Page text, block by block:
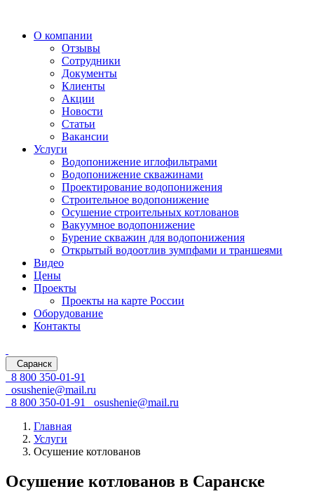
О компании
Отзывы
Сотрудники
Документы
Клиенты
Акции
Новости
Статьи
Вакансии
Услуги
Водопонижение иглофильтрами
Водопонижение скважинами
Проектирование водопонижения
Строительное водопонижение
Осушение строительных котлованов
Вакуумное водопонижение
Бурение скважин для водопонижения
Открытый водоотлив зумпфами и траншеями
Видео
Цены
Проекты
Проекты на карте России
Оборудование
Контакты
Саранск
8 800 350-01-91
osushenie@mail.ru
8 800 350-01-91
osushenie@mail.ru
Главная
Услуги
Осушение котлованов
Осушение котлованов в Саранске